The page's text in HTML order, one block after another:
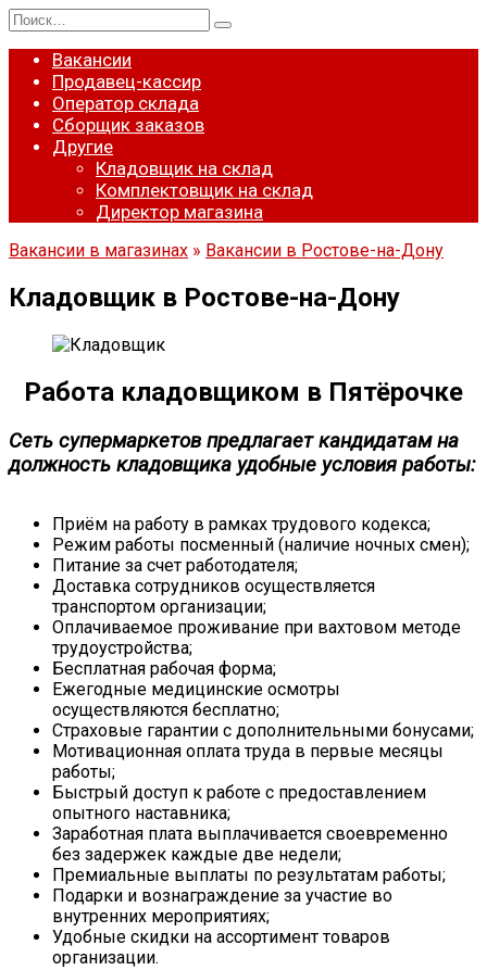
Перейти
к
содержанию
Search
for:
Вакансии
Продавец-кассир
Оператор склада
Сборщик заказов
Другие
Кладовщик на склад
Комплектовщик на склад
Директор магазина
Вакансии в магазинах » Вакансии в Ростове-на-Дону
Кладовщик в Ростове-на-Дону
Работа кладовщиком в Пятёрочке
Сеть супермаркетов предлагает кандидатам на
должность кладовщика удобные условия работы:
Приём на работу в рамках трудового кодекса;
Режим работы посменный (наличие ночных смен);
Питание за счет работодателя;
Доставка сотрудников осуществляется
транспортом организации;
Оплачиваемое проживание при вахтовом методе
трудоустройства;
Бесплатная рабочая форма;
Ежегодные медицинские осмотры
осуществляются бесплатно;
Страховые гарантии с дополнительными бонусами;
Мотивационная оплата труда в первые месяцы
работы;
Быстрый доступ к работе с предоставлением
опытного наставника;
Заработная плата выплачивается своевременно
без задержек каждые две недели;
Премиальные выплаты по результатам работы;
Подарки и вознаграждение за участие во
внутренних мероприятиях;
Удобные скидки на ассортимент товаров
организации.